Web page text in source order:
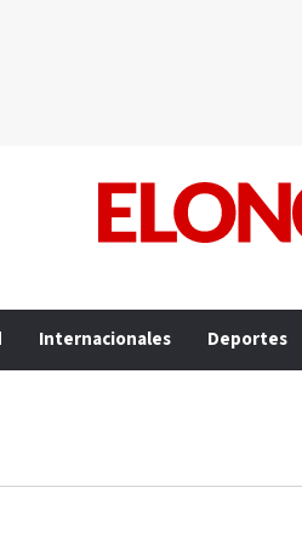
Internacionales Deportes